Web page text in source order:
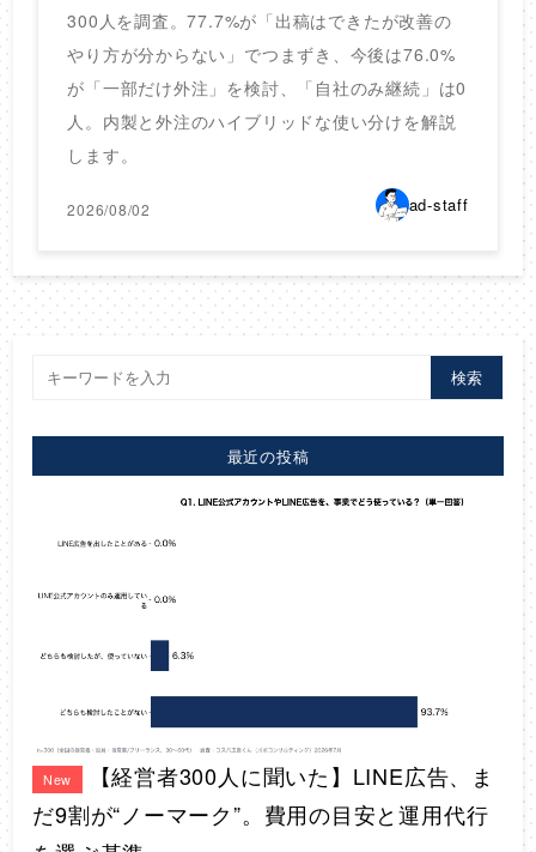
300人を調査。77.7%が「出稿はできたが改善の
やり方が分からない」でつまずき、今後は76.0%
が「一部だけ外注」を検討、「自社のみ継続」は0
人。内製と外注のハイブリッドな使い分けを解説
します。
2026/08/02 ad-staff
検索
最近の投稿
New
【経営者300人に聞いた】LINE広告、ま
だ9割が“ノーマーク”。費用の目安と運用代行